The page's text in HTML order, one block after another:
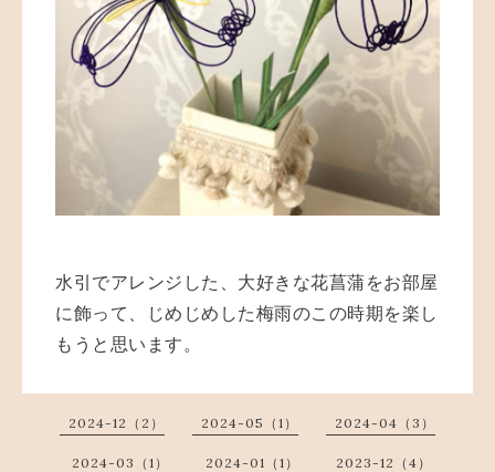
水引でアレンジした、大好きな花菖蒲をお部屋
に飾って、じめじめした梅雨のこの時期を楽し
もうと思います。
2024-12（2） 2024-05（1） 2024-04（3）
2024-03（1） 2024-01（1） 2023-12（4）